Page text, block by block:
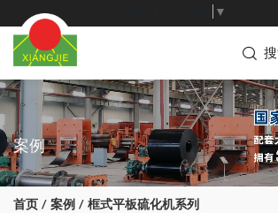
▼
案例
首页 案例 框式平板硫化机系列